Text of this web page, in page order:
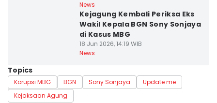
News
Kejagung Kembali Periksa Eks
Wakil Kepala BGN Sony Sonjaya
di Kasus MBG
18 Jun 2026, 14:19 WIB
News
Topics
Korupsi MBG BGN Sony Sonjaya
Update me
Kejaksaan Agung